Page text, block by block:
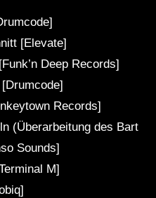
[Elevate]
Deep Records]
Records]
(Überarbeitung des Bart
Sounds]
M]